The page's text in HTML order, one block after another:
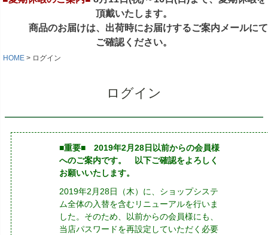
頂戴いたします。
商品のお届けは、出荷時にお届けするご案内メールにて
ご確認ください。
HOME ログイン
ログイン
■重要■ 2019年2月28日以前からの会員様
へのご案内です。 以下ご確認をよろしく
お願いいたします。
2019年2月28日（木）に、ショップシステ
ム全体の入替を含むリニューアルを行いま
した。そのため、以前からの会員様にも、
当店パスワードを再設定していただく必要